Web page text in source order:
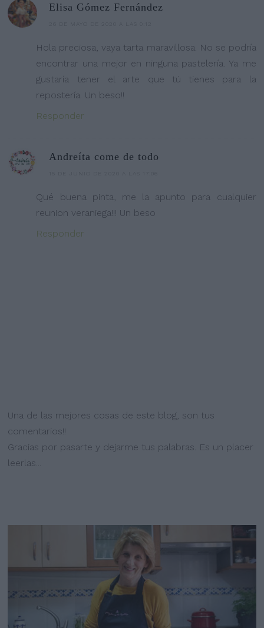
Elisa Gómez Fernández
Hola preciosa, vaya tarta maravillosa. No se podría
encontrar una mejor en ninguna pastelería. Ya me
gustaría tener el arte que tú tienes para la
repostería. Un beso!!
Responder
Andreíta come de todo
Qué buena pinta, me la apunto para cualquier
reunion veraniega!!! Un beso
Responder
Una de las mejores cosas de este blog, son tus
comentarios!!
Gracias por pasarte y dejarme tus palabras. Es un placer
leerlas...